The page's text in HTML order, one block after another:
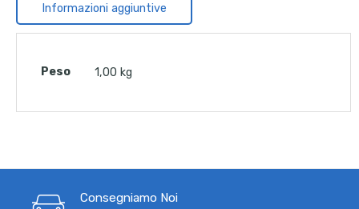
Informazioni aggiuntive
Peso 1,00 kg
Consegniamo Noi